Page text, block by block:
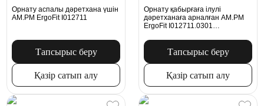
Орнату аспалы дәретхана үшін
AM.PM ErgoFit I012711
Тапсырыс беру
Қазір сатып алу
Орнату қабырғаға ілулі
дәретханаға арналған AM.PM
ErgoFit I012711.0301
ErgoFit M, ақ жылтыр
Тапсырыс беру
Қазір сатып алу